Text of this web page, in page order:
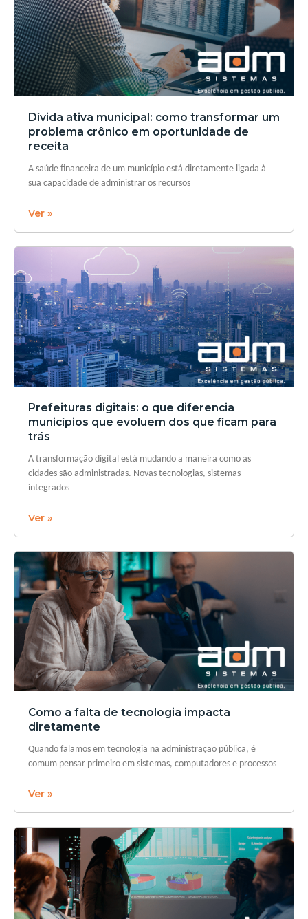
Dívida ativa municipal: como transformar um
problema crônico em oportunidade de
receita
A saúde financeira de um município está diretamente ligada à
sua capacidade de administrar os recursos
Ver »
Prefeituras digitais: o que diferencia
municípios que evoluem dos que ficam para
trás
A transformação digital está mudando a maneira como as
cidades são administradas. Novas tecnologias, sistemas
integrados
Ver »
Como a falta de tecnologia impacta
diretamente
Quando falamos em tecnologia na administração pública, é
comum pensar primeiro em sistemas, computadores e processos
Ver »